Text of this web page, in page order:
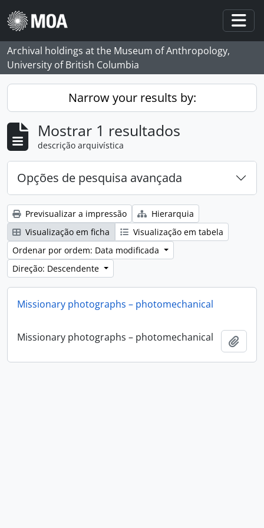
Skip to main content
Archival holdings at the Museum of Anthropology,
University of British Columbia
Narrow your results by:
Mostrar 1 resultados
descrição arquivística
Opções de pesquisa avançada
Previsualizar a impressão
Hierarquia
Visualização em ficha
Visualização em tabela
Ordenar por ordem: Data modificada
Direção: Descendente
Missionary photographs – photomechanical
Missionary photographs – photomechanical